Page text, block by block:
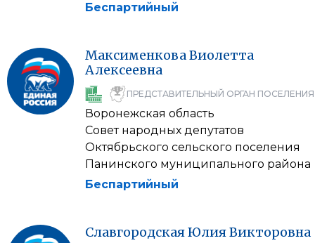
Беспартийный
МаксименковаВиолетта
Алексеевна
ПРЕДСТАВИТЕЛЬНЫЙ ОРГАН ПОСЕЛЕНИЯ
Воронежская область
Совет народных депутатов
Октябрьского сельского поселения
Панинского муниципального района
Беспартийный
СлавгородскаяЮлияВикторовна